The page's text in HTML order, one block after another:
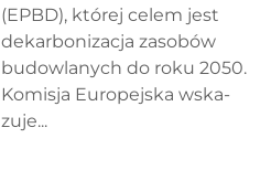
(EPBD), której celem jest
dekarbonizacja zasobów
budowlanych do roku 2050.
Komisja Europejska wska­
zuje...